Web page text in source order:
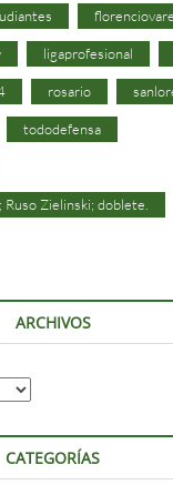
ligaprofesional
rosario
tododefensa
Zielinski; doblete.
ARCHIVOS
CATEGORÍAS